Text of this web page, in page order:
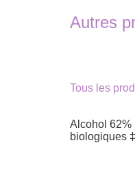
Autres
Tous les
Alcohol 62%
biologiques